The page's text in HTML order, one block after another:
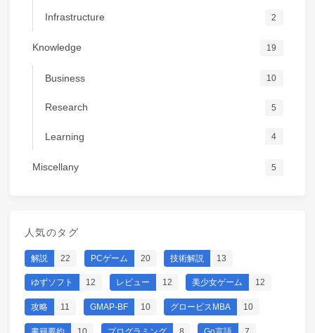
Infrastructure 2
Knowledge 19
Business 10
Research 5
Learning 4
Miscellany 5
人気のタグ
解説 22 PCゲーム 20 技術解説 13
ゆずソフト 12 レビュー 12 美少女ゲーム 12
攻略 11 GMAP-BF 10 グロービスMBA 10